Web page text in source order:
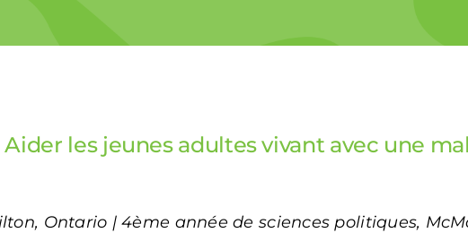
Aider les jeunes adultes vivant avec une
Ontario | 4ème année de sciences politiques,